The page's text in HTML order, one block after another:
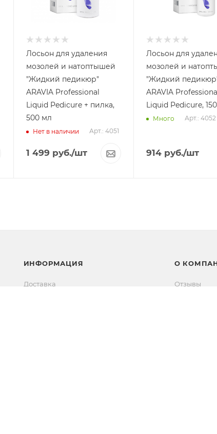
Лосьон для удаления
мозолей и натоптышей
"Жидкий педикюр"
ARAVIA Professional
Liquid Pedicure + пилка,
500 мл
Нет в наличии Арт.: 4051
1 499 руб./шт
Лосьон для
мозолей и
"Жидкий
ARAVIA Professional
Liquid Pedicure,
Много Арт.: 4052
914 руб./шт
ИНФОРМАЦИЯ
Доставка
О
Отзывы